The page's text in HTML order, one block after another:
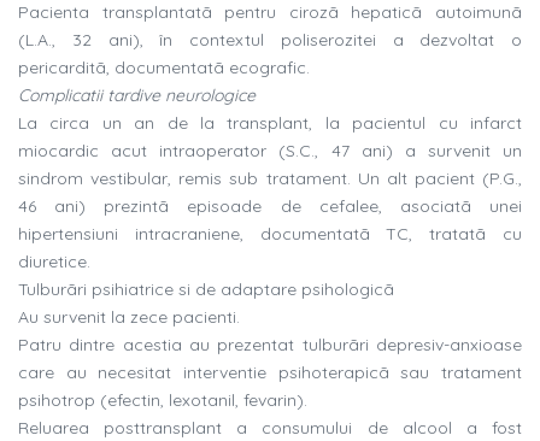
Pacienta transplantatã pentru cirozã hepaticã autoimunã
(L.A., 32 ani), în contextul poliserozitei a dezvoltat o
pericarditã, documentatã ecografic.
Complicatii tardive neurologice
La circa un an de la transplant, la pacientul cu infarct
miocardic acut intraoperator (S.C., 47 ani) a survenit un
sindrom vestibular, remis sub tratament. Un alt pacient (P.G.,
46 ani) prezintã episoade de cefalee, asociatã unei
hipertensiuni intracraniene, documentatã TC, tratatã cu
diuretice.
Tulburãri psihiatrice si de adaptare psihologicã
Au survenit la zece pacienti.
Patru dintre acestia au prezentat tulburãri depresiv-anxioase
care au necesitat interventie psihoterapicã sau tratament
psihotrop (efectin, lexotanil, fevarin).
Reluarea posttransplant a consumului de alcool a fost